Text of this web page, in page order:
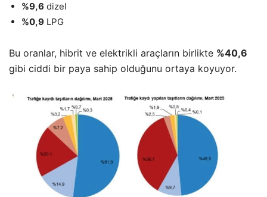
%9,6 dizel
%0,9 LPG
Bu oranlar, hibrit ve elektrikli araçların birlikte %40,6
gibi ciddi bir paya sahip olduğunu ortaya koyuyor.